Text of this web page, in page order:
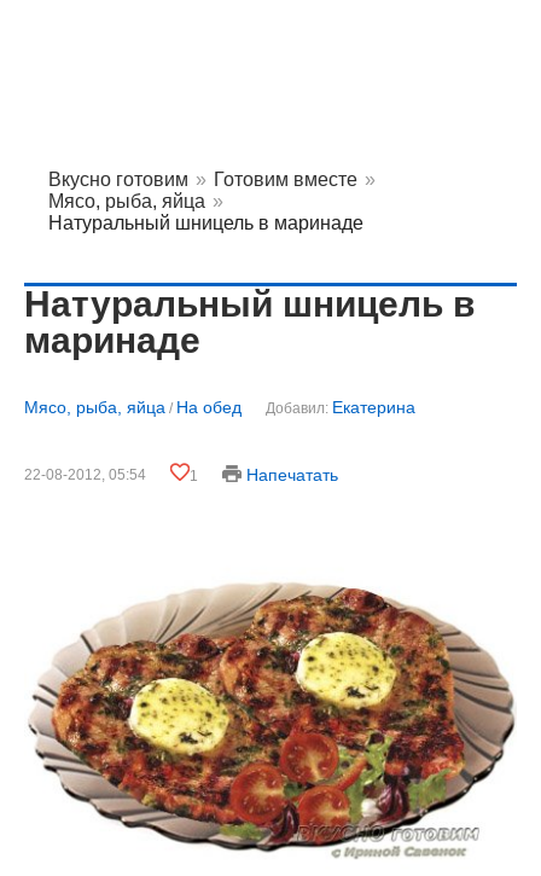
Вкусно готовим » Готовим вместе »
Мясо, рыба, яйца »
Натуральный шницель в маринаде
Натуральный шницель в
маринаде
Мясо, рыба, яйца / На обед Добавил: Екатерина
22-08-2012, 05:54 1 Напечатать